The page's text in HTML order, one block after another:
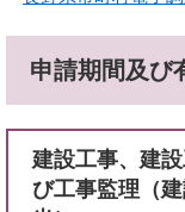
申請期間及び
建設工事、建
び工事監理（